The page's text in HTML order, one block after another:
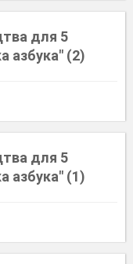
для 5
азбука" (2)
для 5
азбука" (1)